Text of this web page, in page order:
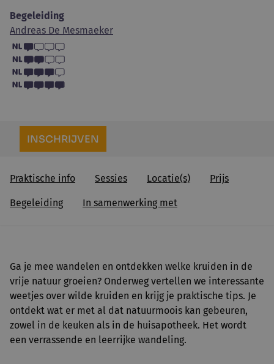
Begeleiding
Andreas De Mesmaeker
INSCHRIJVEN
Praktische info Sessies Locatie(s) Prijs
Begeleiding In samenwerking met
Ga je mee wandelen en ontdekken welke kruiden in de
vrije natuur groeien? Onderweg vertellen we interessante
weetjes over wilde kruiden en krijg je praktische tips. Je
ontdekt wat er met al dat natuurmoois kan gebeuren,
zowel in de keuken als in de huisapotheek. Het wordt
een verrassende en leerrijke wandeling.